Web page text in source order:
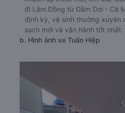
đi Lâm Đồng từ Đầm Dơi - Cà
định kỳ, vệ sinh thường xuyên
sạch mới và vận hành tốt nhất.
b. Hình ảnh xe Tuấn Hiệp